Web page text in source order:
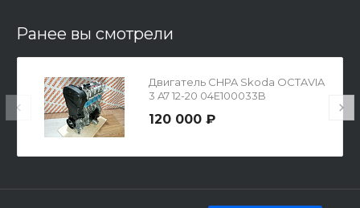
Ранее вы смотрели
Двигатель CHPA Skoda OCTAVIA
3 A7 12-20 04E100033B
120 000 ₽